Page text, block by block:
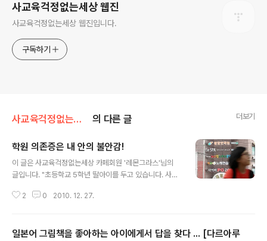
사교육걱정없는세상 웹진
사교육걱정없는세상 웹진입니다.
구독하기
사교육걱정없는세상/회원의 이야기 의 다른 글 더보기
학원 의존증은 내 안의 불안감!
이 글은 사교육걱정없는세상 카페회원 '레몬그라스'님의
글입니다. "초등학교 5학년 딸아이를 두고 있습니다. 사교
의견을 반영하여 1~10이상의 계산은 넘기지 않는다는 조
풀고 몇 개나 맞았는가를 체크하는 학습지 샘을 보면서 마
2 0 2010. 12. 27.
일본어 그림책을 좋아하는 아이에게서 답을 찾다 ... [다르아루